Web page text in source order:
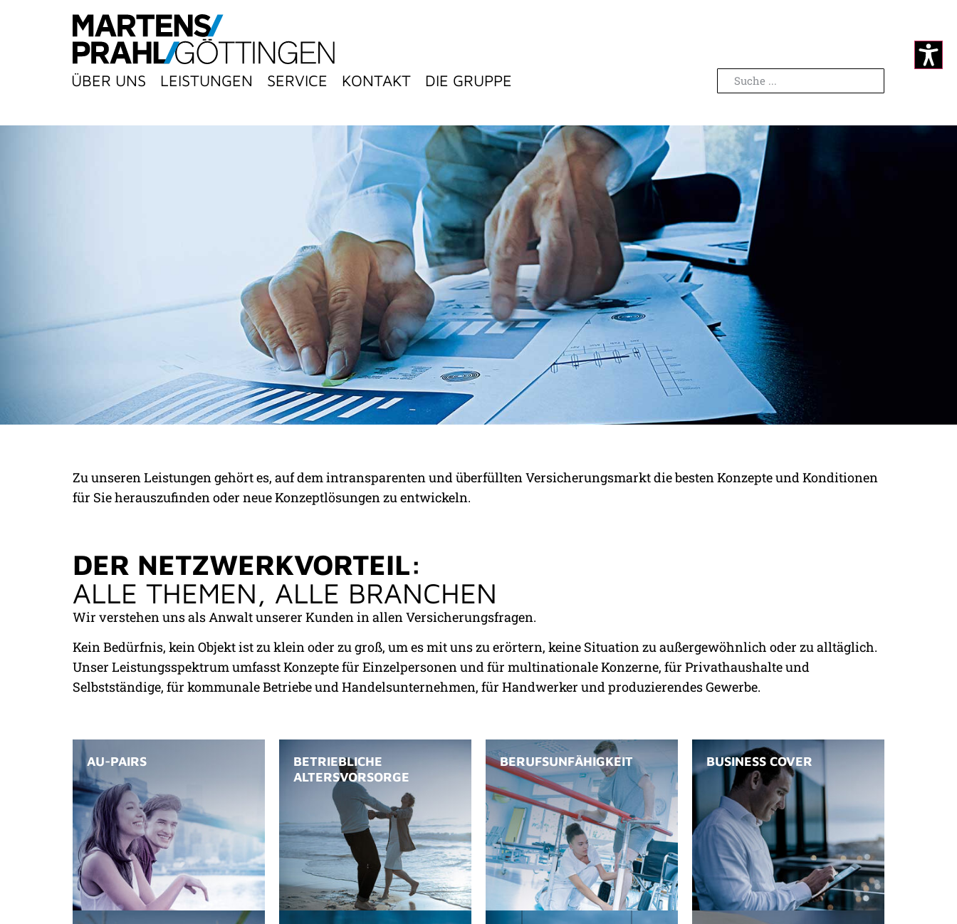
ÜBER UNS LEISTUNGEN SERVICE KONTAKT DIE GRUPPE
UNSERE KONZEPTE:
KOMPLETTE LÖSUNG, BESTE KONDITIONEN
Zu unseren Leistungen gehört es, auf dem intransparenten und überfüllten Versicherungsmarkt die besten Konzepte und Konditionen
für Sie herauszufinden oder neue Konzeptlösungen zu entwickeln.
DER NETZWERK­VORTEIL:
ALLE THEMEN, ALLE BRANCHEN
Wir verstehen uns als Anwalt unserer Kunden in allen Versicherungsfragen.
Kein Bedürfnis, kein Objekt ist zu klein oder zu groß, um es mit uns zu erörtern, keine Situation zu außergewöhnlich oder zu alltäglich.
Unser Leistungsspektrum umfasst Konzepte für Einzelpersonen und für multinationale Konzerne, für Privathaushalte und
Selbstständige, für kommunale Betriebe und Handelsunternehmen, für Handwerker und produzierendes Gewerbe.
AU-PAIRS
BETRIEBLICHE
ALTERSVORSORGE
BERUFS­UNFÄHIGKEIT BUSINESS COVER